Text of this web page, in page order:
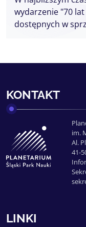
wydarzenie "70
dostępnych w
KONTAKT
im.
Al.
41-
LINKI